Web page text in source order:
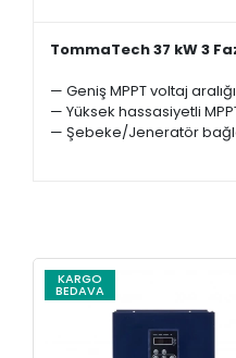
TommaTech 37 kW 3
— Geniş MPPT voltaj aralığı
— Yüksek hassasiyetli
— Şebeke/Jeneratör
KARGO
BEDAVA